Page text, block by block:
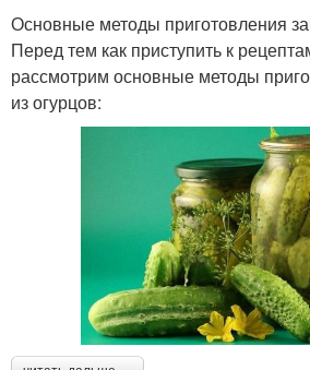
Основные методы приготовления
Перед тем как приступить к
рассмотрим основные методы
из огурцов: